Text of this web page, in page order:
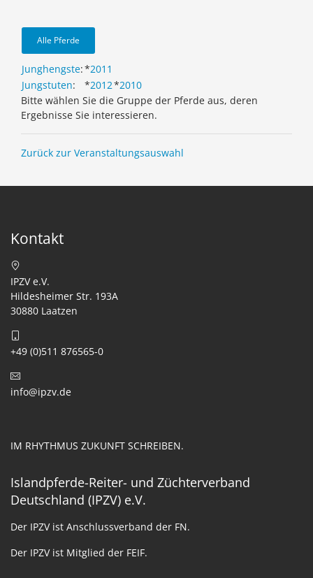
Alle Pferde
Junghengste:*2011
Jungstuten: *2012*2010
Bitte wählen Sie die Gruppe der Pferde aus, deren
Ergebnisse Sie interessieren.
Zurück zur Veranstaltungsauswahl
Kontakt
IPZV e.V.
Hildesheimer Str. 193A
30880 Laatzen
+49 (0)511 876565-0
info@ipzv.de
IM RHYTHMUS ZUKUNFT SCHREIBEN.
Islandpferde-Reiter- und Züchterverband
Deutschland (IPZV) e.V.
Der IPZV ist Anschlussverband der FN.
Der IPZV ist Mitglied der FEIF.